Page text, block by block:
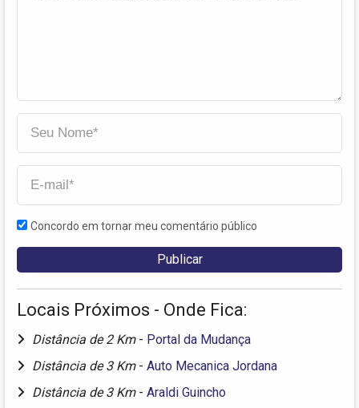
Concordo em tornar meu comentário público
Locais Próximos - Onde Fica:
Distância de 2 Km - Portal da Mudança
Distância de 3 Km - Auto Mecanica Jordana
Distância de 3 Km - Araldi Guincho